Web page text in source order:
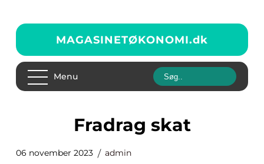
MAGASINETØKONOMI.dk
Menu
fradrag skat
06 november 2023 admin